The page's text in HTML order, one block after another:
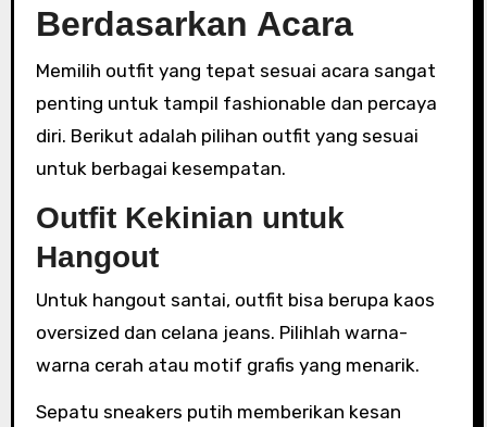
Berdasarkan Acara
Memilih outfit yang tepat sesuai acara sangat
penting untuk tampil fashionable dan percaya
diri. Berikut adalah pilihan outfit yang sesuai
untuk berbagai kesempatan.
Outfit Kekinian untuk
Hangout
Untuk hangout santai, outfit bisa berupa kaos
oversized dan celana jeans. Pilihlah warna-
warna cerah atau motif grafis yang menarik.
Sepatu sneakers putih memberikan kesan